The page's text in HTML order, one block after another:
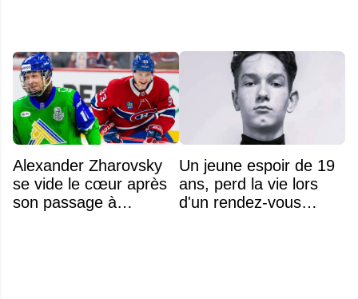
Alexander Zharovsky
se vide le cœur après
son passage à
Un jeune espoir de 19
ans, perd la vie lors
d'un rendez-vous